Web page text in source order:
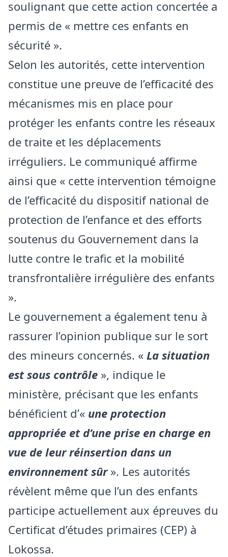
soulignant que cette action concertée a
permis de « mettre ces enfants en
sécurité ».
Selon les autorités, cette intervention
constitue une preuve de l’efficacité des
mécanismes mis en place pour
protéger les enfants contre les réseaux
de traite et les déplacements
irréguliers. Le communiqué affirme
ainsi que « cette intervention témoigne
de l’efficacité du dispositif national de
protection de l’enfance et des efforts
soutenus du Gouvernement dans la
lutte contre le trafic et la mobilité
transfrontalière irrégulière des enfants
».
Le gouvernement a également tenu à
rassurer l’opinion publique sur le sort
des mineurs concernés. « La situation
est sous contrôle », indique le
ministère, précisant que les enfants
bénéficient d’« une protection
appropriée et d’une prise en charge en
vue de leur réinsertion dans un
environnement sûr ». Les autorités
révèlent même que l’un des enfants
participe actuellement aux épreuves du
Certificat d’études primaires (CEP) à
Lokossa.